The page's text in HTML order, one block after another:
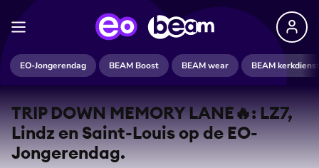
EO-Jongerendag BEAM Boost BEAM wear BEAM kerkdienst
TRIP DOWN MEMORY LANE🔥: LZ7,
Lindz en Saint-Louis op de EO-
Jongerendag.